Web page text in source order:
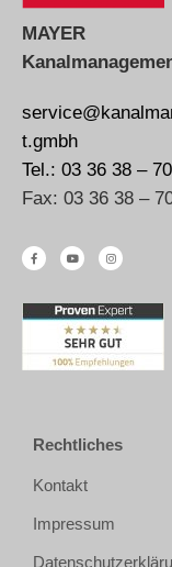
MAYER
t.gmbh
Tel.: 03 36 38 –
Fax: 03 36 38 –
Rechtliches
Kontakt
Impressum